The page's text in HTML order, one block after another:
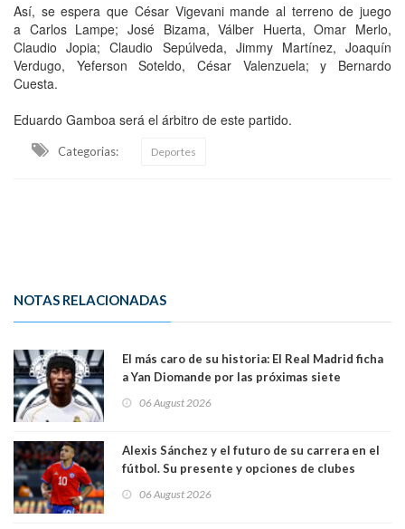
Así, se espera que César Vigevani mande al terreno de juego
a Carlos Lampe; José Bizama, Válber Huerta, Omar Merlo,
Claudio Jopia; Claudio Sepúlveda, Jimmy Martínez, Joaquín
Verdugo, Yeferson Soteldo, César Valenzuela; y Bernardo
Cuesta.
Eduardo Gamboa será el árbitro de este partido.
Categorias: Deportes
NOTAS RELACIONADAS
El más caro de su historia: El Real Madrid ficha
a Yan Diomande por las próximas siete
06 August 2026
Alexis Sánchez y el futuro de su carrera en el
fútbol. Su presente y opciones de clubes
06 August 2026